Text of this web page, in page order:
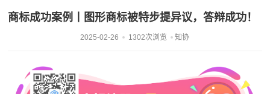
商标成功案例丨图形商标被特步提异议，答辩成功！
2025-02-26 1302次浏览 知协